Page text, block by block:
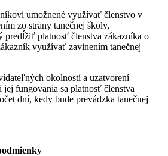
umožnené využívať členstvo v
zo strany tanečnej školy,
predĺžiť platnosť členstva zákazníka o
využívať zavinením tanečnej
okolností a uzatvorení
fungovania sa platnosť členstva
dní, kedy bude prevádzka tanečnej